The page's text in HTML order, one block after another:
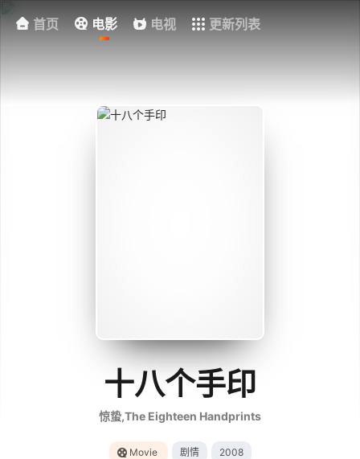
首页 电影 电视 更新列表
十八个手印
惊蛰,The Eighteen Handprints
Movie 剧情 2008